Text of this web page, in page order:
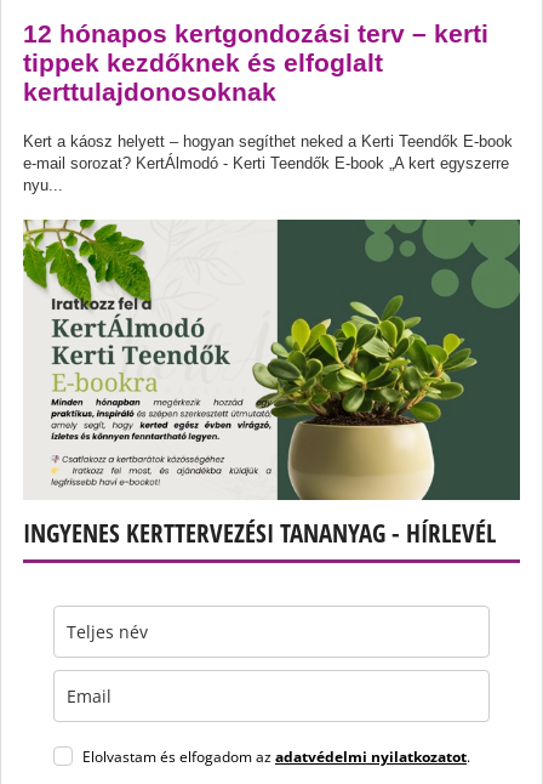
12 hónapos kertgondozási terv – kerti
tippek kezdőknek és elfoglalt
kerttulajdonosoknak
Kert a káosz helyett – hogyan segíthet neked a Kerti Teendők E-book
e-mail sorozat? KertÁlmodó - Kerti Teendők E-book „A kert egyszerre
nyu...
INGYENES KERTTERVEZÉSI TANANYAG - HÍRLEVÉL
Elolvastam és elfogadom azadatvédelmi nyilatkozatot.